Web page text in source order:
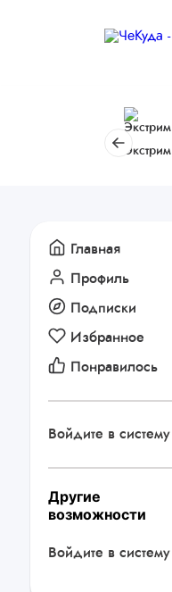
Экстрим
Главная
Профиль
Подписки
Избранное
Понравилось
Войдите в систему
Другие
возможности
Войдите в систему